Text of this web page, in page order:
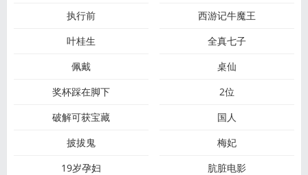
执行前
西游记牛魔王
叶桂生
全真七子
佩戴
桌仙
奖杯踩在脚下
2位
破解可获宝藏
国人
披拔鬼
梅妃
19岁孕妇
肮脏电影